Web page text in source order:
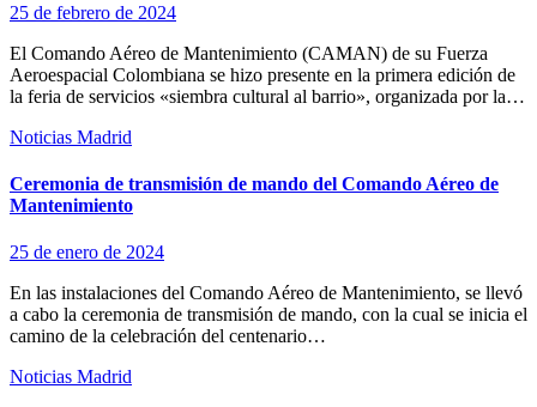
25 de febrero de 2024
El Comando Aéreo de Mantenimiento (CAMAN) de su Fuerza
Aeroespacial Colombiana se hizo presente en la primera edición de
la feria de servicios «siembra cultural al barrio», organizada por la…
Noticias Madrid
Ceremonia de transmisión de mando del Comando Aéreo de
Mantenimiento
25 de enero de 2024
En las instalaciones del Comando Aéreo de Mantenimiento, se llevó
a cabo la ceremonia de transmisión de mando, con la cual se inicia el
camino de la celebración del centenario…
Noticias Madrid